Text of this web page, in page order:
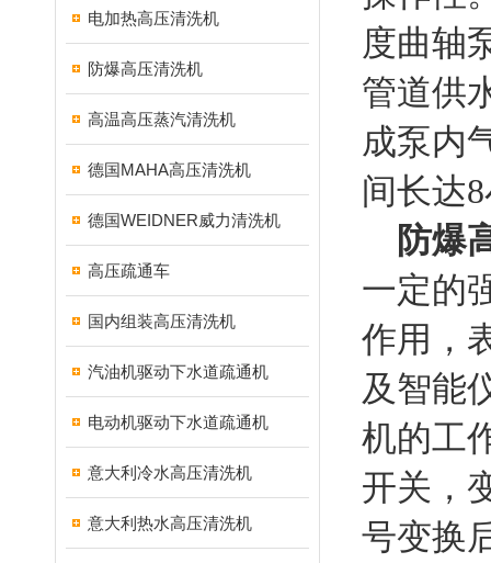
电加热高压清洗机
防爆高压清洗机
高温高压蒸汽清洗机
德国MAHA高压清洗机
德国WEIDNER威力清洗机
高压疏通车
国内组装高压清洗机
汽油机驱动下水道疏通机
电动机驱动下水道疏通机
意大利冷水高压清洗机
意大利热水高压清洗机
度曲轴
管道供
成泵内
间长达
防爆
一定的
作用，
及智能
机的工
开关，
号变换